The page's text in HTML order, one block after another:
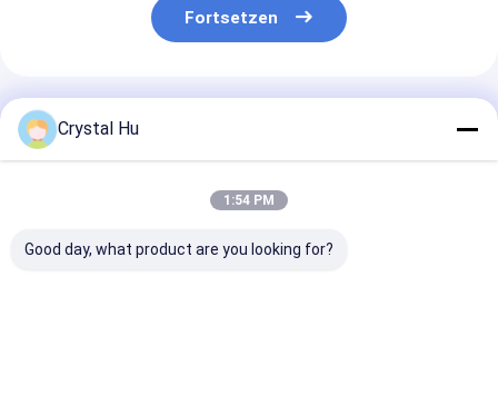
Fortsetzen
Empfohlene Produkte
Crystal Hu
1:54 PM
Good day, what product are you looking for?